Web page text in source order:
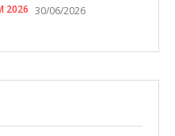
2026 30/06/2026